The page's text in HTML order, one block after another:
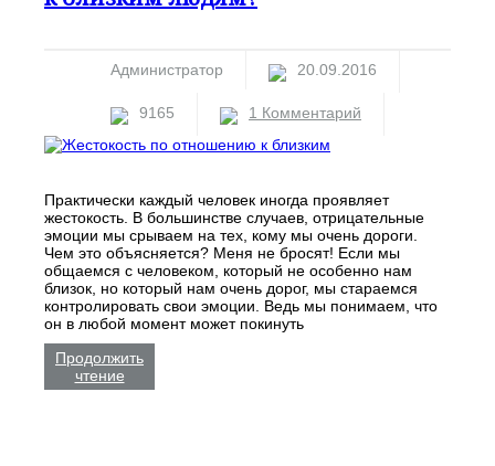
Администратор 20.09.2016
9165 1 Комментарий
Практически каждый человек иногда проявляет
жестокость. В большинстве случаев, отрицательные
эмоции мы срываем на тех, кому мы очень дороги.
Чем это объясняется? Меня не бросят! Если мы
общаемся с человеком, который не особенно нам
близок, но который нам очень дорог, мы стараемся
контролировать свои эмоции. Ведь мы понимаем, что
он в любой момент может покинуть
Продолжить
чтение